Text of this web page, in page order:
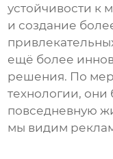
устойчивости к
и создание
ещё более
решения. По
технологии, они
повседневную
мы видим